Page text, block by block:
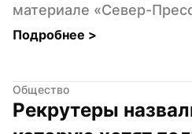
материале «Север-
Подробнее >
Общество
Рекрутеры